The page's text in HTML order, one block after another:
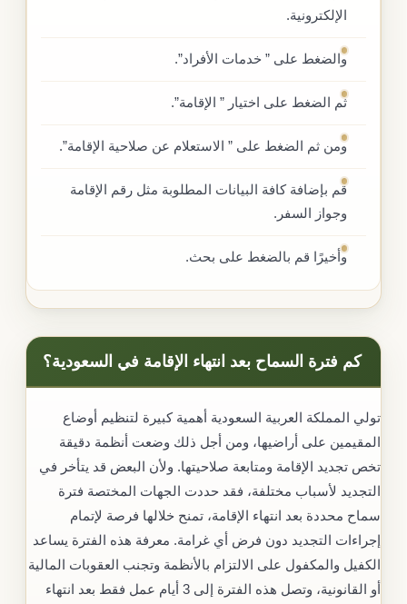
الإلكترونية.
والضغط على ” خدمات الأفراد”.
ثم الضغط على اختيار ” الإقامة”.
ومن ثم الضغط على ” الاستعلام عن صلاحية الإقامة”.
قم بإضافة كافة البيانات المطلوبة مثل رقم الإقامة
وجواز السفر.
وأخيرًا قم بالضغط على بحث.
كم فترة السماح بعد انتهاء الإقامة في السعودية؟
تولي المملكة العربية السعودية أهمية كبيرة لتنظيم أوضاع
المقيمين على أراضيها، ومن أجل ذلك وضعت أنظمة دقيقة
تخص تجديد الإقامة ومتابعة صلاحيتها. ولأن البعض قد يتأخر في
التجديد لأسباب مختلفة، فقد حددت الجهات المختصة فترة
سماح محددة بعد انتهاء الإقامة، تمنح خلالها فرصة لإتمام
إجراءات التجديد دون فرض أي غرامة. معرفة هذه الفترة يساعد
الكفيل والمكفول على الالتزام بالأنظمة وتجنب العقوبات المالية
أو القانونية، وتصل هذه الفترة إلى 3 أيام عمل فقط بعد انتهاء